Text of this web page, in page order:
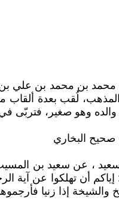
لُقب بعدة ألقاب
، عن سعيد بن
أن تهلكوا عن آية
والشيخة إذا زنيا